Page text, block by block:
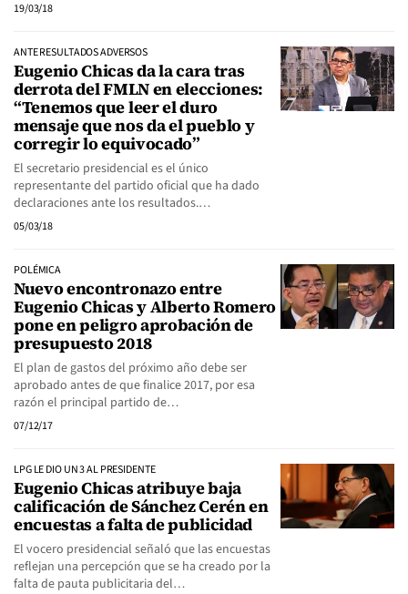
19/03/18
ANTE RESULTADOS ADVERSOS
Eugenio Chicas da la cara tras
derrota del FMLN en elecciones:
“Tenemos que leer el duro
mensaje que nos da el pueblo y
corregir lo equivocado”
El secretario presidencial es el único
representante del partido oficial que ha dado
declaraciones ante los resultados.…
05/03/18
POLÉMICA
Nuevo encontronazo entre
Eugenio Chicas y Alberto Romero
pone en peligro aprobación de
presupuesto 2018
El plan de gastos del próximo año debe ser
aprobado antes de que finalice 2017, por esa
razón el principal partido de…
07/12/17
LPG LE DIO UN 3 AL PRESIDENTE
Eugenio Chicas atribuye baja
calificación de Sánchez Cerén en
encuestas a falta de publicidad
El vocero presidencial señaló que las encuestas
reflejan una percepción que se ha creado por la
falta de pauta publicitaria del…